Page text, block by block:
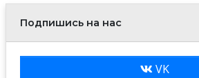
Подпишись на нас
VK